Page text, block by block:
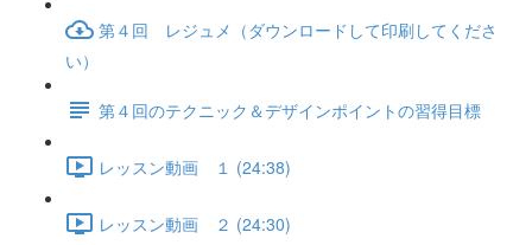
第４回 レジュメ（ダウンロードして印刷してくださ
い）
第４回のテクニック＆デザインポイントの習得目標
レッスン動画 １ (24:38)
レッスン動画 ２ (24:30)